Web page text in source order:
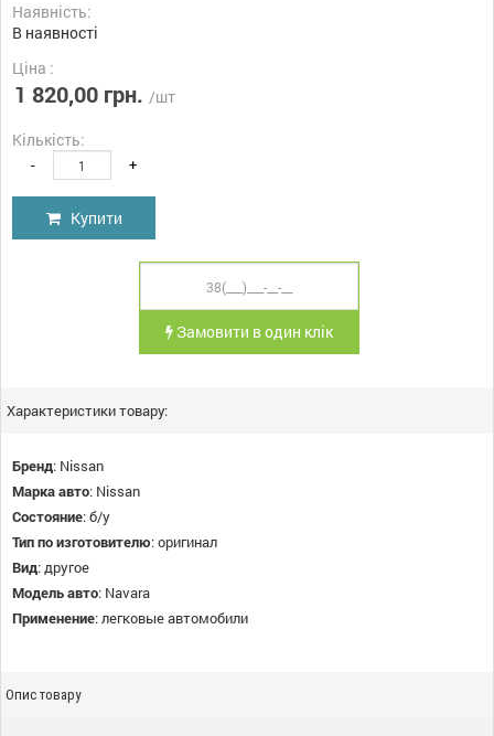
Наявність:
В наявності
Ціна :
1 820,00 грн. /шт
Кількість:
- +
Купити
Замовити в один клік
Характеристики товару:
Бренд: Nissan
Марка авто: Nissan
Состояние:б/у
Тип по изготовителю:оригинал
Вид:другое
Модель авто: Navara
Применение:легковые автомобили
Опис товару